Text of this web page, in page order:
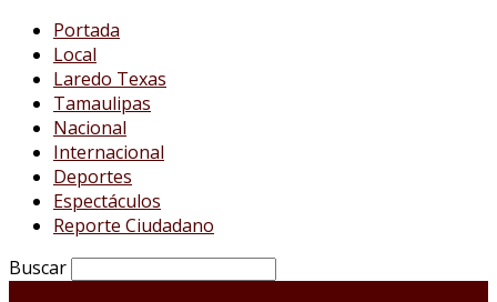
Portada
Local
Laredo Texas
Tamaulipas
Nacional
Internacional
Deportes
Espectáculos
Reporte Ciudadano
Buscar